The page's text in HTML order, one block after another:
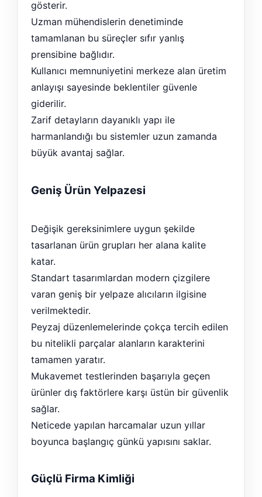
gösterir.
Uzman mühendislerin denetiminde
tamamlanan bu süreçler sıfır yanlış
prensibine bağlıdır.
Kullanıcı memnuniyetini merkeze alan üretim
anlayışı sayesinde beklentiler güvenle
giderilir.
Zarif detayların dayanıklı yapı ile
harmanlandığı bu sistemler uzun zamanda
büyük avantaj sağlar.
Geniş Ürün Yelpazesi
Değişik gereksinimlere uygun şekilde
tasarlanan ürün grupları her alana kalite
katar.
Standart tasarımlardan modern çizgilere
varan geniş bir yelpaze alıcıların ilgisine
verilmektedir.
Peyzaj düzenlemelerinde çokça tercih edilen
bu nitelikli parçalar alanların karakterini
tamamen yaratır.
Mukavemet testlerinden başarıyla geçen
ürünler dış faktörlere karşı üstün bir güvenlik
sağlar.
Neticede yapılan harcamalar uzun yıllar
boyunca başlangıç günkü yapısını saklar.
Güçlü Firma Kimliği